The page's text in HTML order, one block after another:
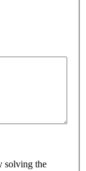
solving the